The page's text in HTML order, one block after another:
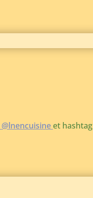
@lnencuisine et hashtag